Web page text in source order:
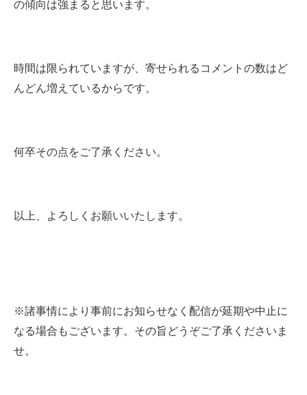
の傾向は強まると思います。
時間は限られていますが、寄せられるコメントの数はど
んどん増えているからです。
何卒その点をご了承ください。
以上、よろしくお願いいたします。
※諸事情により事前にお知らせなく配信が延期や中止に
なる場合もございます。その旨どうぞご了承くださいま
せ。